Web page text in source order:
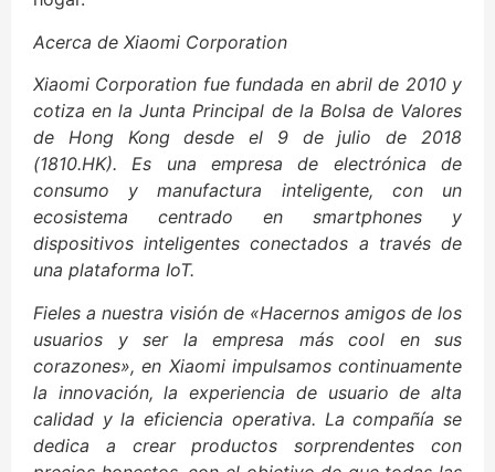
Acerca de Xiaomi Corporation
Xiaomi Corporation fue fundada en abril de 2010 y
cotiza en la Junta Principal de la Bolsa de Valores
de Hong Kong desde el 9 de julio de 2018
(1810.HK). Es una empresa de electrónica de
consumo y manufactura inteligente, con un
ecosistema centrado en smartphones y
dispositivos inteligentes conectados a través de
una plataforma IoT.
Fieles a nuestra visión de «Hacernos amigos de los
usuarios y ser la empresa más cool en sus
corazones», en Xiaomi impulsamos continuamente
la innovación, la experiencia de usuario de alta
calidad y la eficiencia operativa. La compañía se
dedica a crear productos sorprendentes con